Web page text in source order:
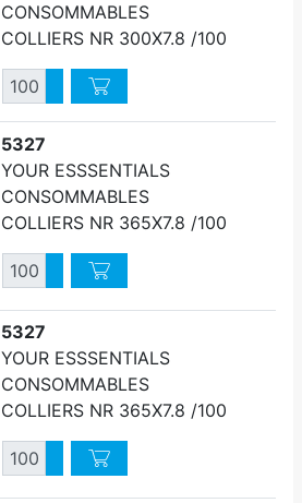
CONSOMMABLES
COLLIERS NR 300X7.8 /100
QuantitéAugmenter quantité
Diminuer quantité
5327
YOUR ESSSENTIALS
CONSOMMABLES
COLLIERS NR 365X7.8 /100
QuantitéAugmenter quantité
Diminuer quantité
5327
YOUR ESSSENTIALS
CONSOMMABLES
COLLIERS NR 365X7.8 /100
QuantitéAugmenter quantité
Diminuer quantité